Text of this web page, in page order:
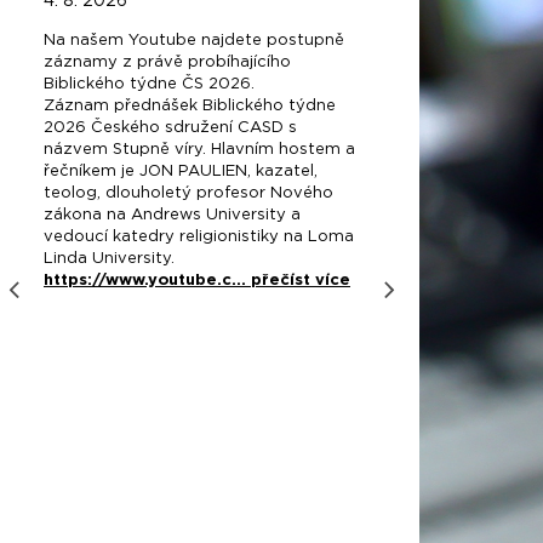
Na našem Youtube najdete postupně
záznamy z právě probíhajícího
Biblického týdne ČS 2026.
Záznam přednášek Biblického týdne
2026 Českého sdružení CASD s
názvem Stupně víry. Hlavním hostem a
řečníkem je JON PAULIEN, kazatel,
teolog, dlouholetý profesor Nového
zákona na Andrews University a
vedoucí katedry religionistiky na Loma
Linda University.
https://www.youtube.c... přečíst více
CASD